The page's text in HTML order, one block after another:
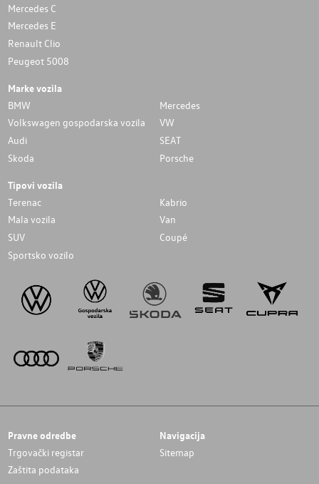
Mercedes C
Mercedes E
Renault Clio
Peugeot 5008
Marke vozila
BMW
Mercedes
Volkswagen gospodarska vozila
VW
Audi
SEAT
Skoda
Porsche
Tipovi vozila
Terenac
Kabrio
Mala vozila
Van
SUV
Coupé
Sportsko vozilo
Pravne odredbe
Trgovački registar
Zaštita podataka
Navigacija
Sitemap